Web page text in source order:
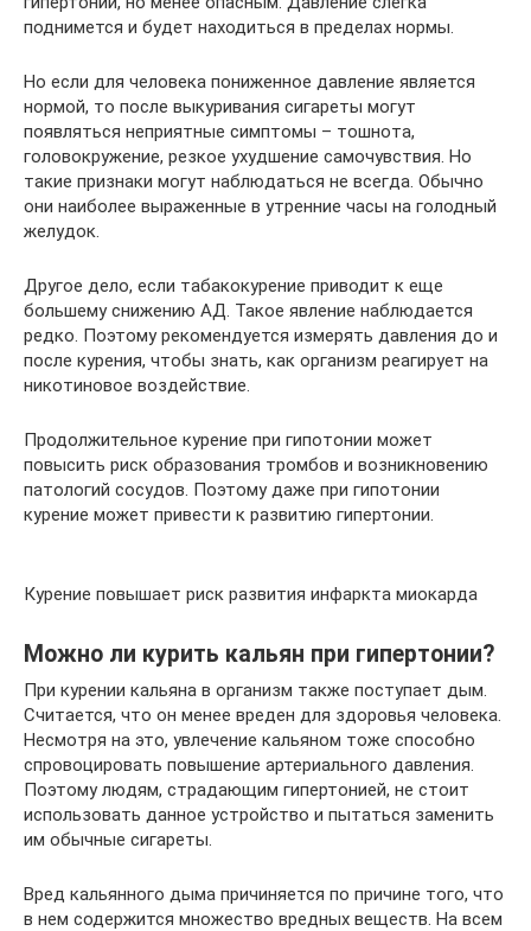
поднимется и будет находиться в пределах нормы.
Но если для человека пониженное давление является
нормой, то после выкуривания сигареты могут
появляться неприятные симптомы – тошнота,
головокружение, резкое ухудшение самочувствия. Но
такие признаки могут наблюдаться не всегда. Обычно
они наиболее выраженные в утренние часы на голодный
желудок.
Другое дело, если табакокурение приводит к еще
большему снижению АД. Такое явление наблюдается
редко. Поэтому рекомендуется измерять давления до и
после курения, чтобы знать, как организм реагирует на
никотиновое воздействие.
Продолжительное курение при гипотонии может
повысить риск образования тромбов и возникновению
патологий сосудов. Поэтому даже при гипотонии
курение может привести к развитию гипертонии.
Курение повышает риск развития инфаркта миокарда
Можно ли курить кальян при гипертонии?
При курении кальяна в организм также поступает дым.
Считается, что он менее вреден для здоровья человека.
Несмотря на это, увлечение кальяном тоже способно
спровоцировать повышение артериального давления.
Поэтому людям, страдающим гипертонией, не стоит
использовать данное устройство и пытаться заменить
им обычные сигареты.
Вред кальянного дыма причиняется по причине того, что
в нем содержится множество вредных веществ. На всем